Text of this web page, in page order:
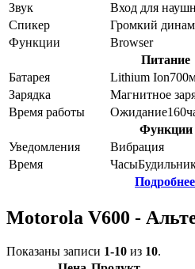
Звук
Вход для
Спикер
Громкий
Функции
Browser
Питание
Батарея
Lithium Ion700
Зарядка
Магнитное
Время работы
Ожидание160
Функции
Уведомления
Вибрация
Время
Часы
Подробнее
Motorola V600 -
Показаны записи 1-10 из 10.